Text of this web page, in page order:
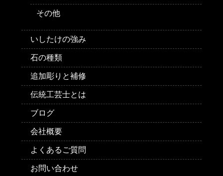
その他
いしたけの強み
石の種類
追加彫りと補修
伝統工芸士とは
ブログ
会社概要
よくあるご質問
お問い合わせ